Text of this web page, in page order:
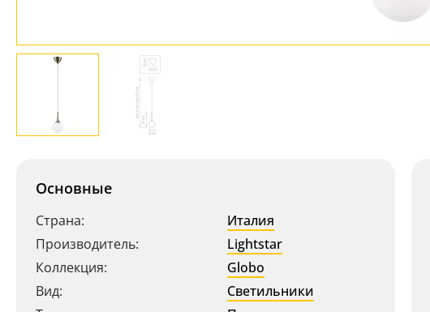
Основные
Страна:
Италия
Производитель:
Lightstar
Коллекция:
Globo
Вид:
Светильники